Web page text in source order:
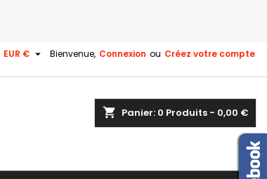
Bienvenue, Connexion ou Créez votre compte
EUR € 
shopping_cart Panier: 0 Produits - 0,00 €